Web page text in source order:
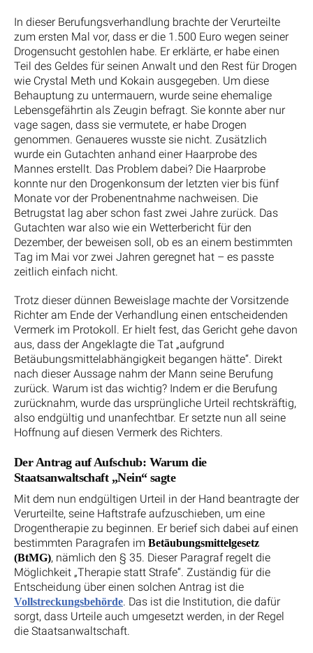
In dieser Berufungsverhandlung brachte der Verurteilte
zum ersten Mal vor, dass er die 1.500 Euro wegen seiner
Drogensucht gestohlen habe. Er erklärte, er habe einen
Teil des Geldes für seinen Anwalt und den Rest für Drogen
wie Crystal Meth und Kokain ausgegeben. Um diese
Behauptung zu untermauern, wurde seine ehemalige
Lebensgefährtin als Zeugin befragt. Sie konnte aber nur
vage sagen, dass sie vermutete, er habe Drogen
genommen. Genaueres wusste sie nicht. Zusätzlich
wurde ein Gutachten anhand einer Haarprobe des
Mannes erstellt. Das Problem dabei? Die Haarprobe
konnte nur den Drogenkonsum der letzten vier bis fünf
Monate vor der Probenentnahme nachweisen. Die
Betrugstat lag aber schon fast zwei Jahre zurück. Das
Gutachten war also wie ein Wetterbericht für den
Dezember, der beweisen soll, ob es an einem bestimmten
Tag im Mai vor zwei Jahren geregnet hat – es passte
zeitlich einfach nicht.
Trotz dieser dünnen Beweislage machte der Vorsitzende
Richter am Ende der Verhandlung einen entscheidenden
Vermerk im Protokoll. Er hielt fest, das Gericht gehe davon
aus, dass der Angeklagte die Tat „aufgrund
Betäubungsmittelabhängigkeit begangen hätte“. Direkt
nach dieser Aussage nahm der Mann seine Berufung
zurück. Warum ist das wichtig? Indem er die Berufung
zurücknahm, wurde das ursprüngliche Urteil rechtskräftig,
also endgültig und unanfechtbar. Er setzte nun all seine
Hoffnung auf diesen Vermerk des Richters.
Der Antrag auf Aufschub: Warum die
Staatsanwaltschaft „Nein“ sagte
Mit dem nun endgültigen Urteil in der Hand beantragte der
Verurteilte, seine Haftstrafe aufzuschieben, um eine
Drogentherapie zu beginnen. Er berief sich dabei auf einen
bestimmten Paragrafen im Betäubungsmittelgesetz
(BtMG), nämlich den § 35. Dieser Paragraf regelt die
Möglichkeit „Therapie statt Strafe“. Zuständig für die
Entscheidung über einen solchen Antrag ist die
Vollstreckungsbehörde. Das ist die Institution, die dafür
sorgt, dass Urteile auch umgesetzt werden, in der Regel
die Staatsanwaltschaft.